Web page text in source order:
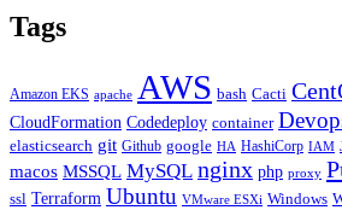
Tags
Amazon EKS apache AWS bash Cacti
CloudFormation Codedeploy container
elasticsearch git Github google HA HashiCorp IAM
macos MSSQL MySQL nginx php proxy
ssl Terraform Ubuntu VMware ESXi Windows